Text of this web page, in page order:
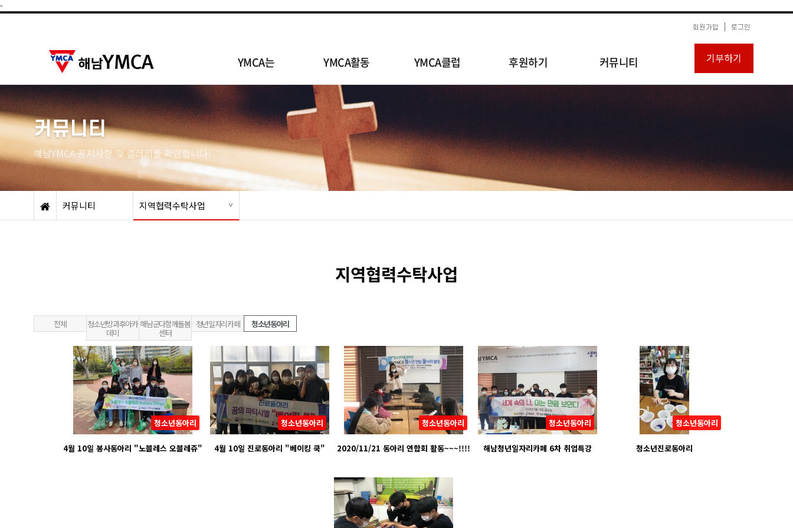
-
회원가입 로그인
YMCA는 YMCA활동 YMCA클럽 후원하기 커뮤니티 기부하기
커뮤니티
해남YMCA 공지사항 및 갤러리를 확인합니다!
커뮤니티 지역협력수탁사업
지역협력수탁사업
전체 청소년방과후아카
데미
해남군다함께돌봄
센터
청년일자리카페 청소년동아리
청소년동아리
4월 10일 봉사동아리 "노블레스 오블레쥬"
청소년동아리
4월 10일 진로동아리 "베이킹 쿡"
청소년동아리
2020/11/21 동아리 연합회 활동~~~!!!!
청소년동아리
해남청년일자리카페 6차 취업특강
청소년동아리
청소년진로동아리